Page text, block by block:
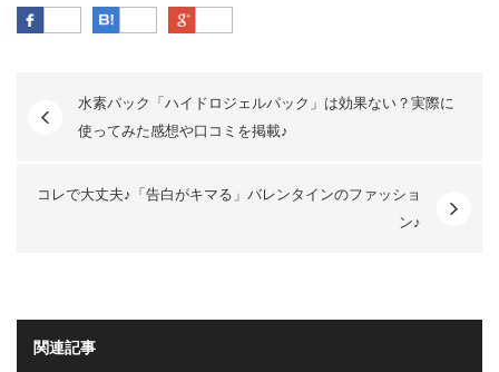
Facebook はてなブックマーク
水素パック「ハイドロジェルパック」は効果ない？実際に
使ってみた感想や口コミを掲載♪
コレで大丈夫♪「告白がキマる」バレンタインのファッショ
ン♪
関連記事